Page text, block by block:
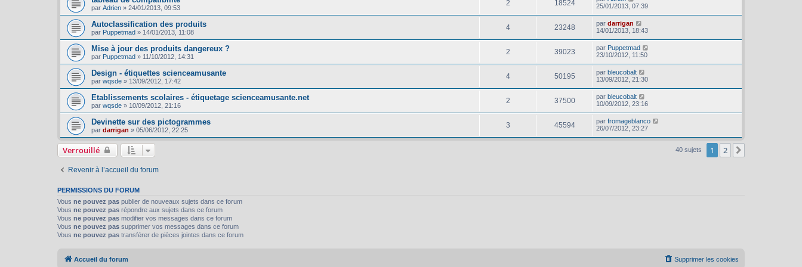
par Adrien » 24/01/2013, 09:53
2 18524
25/01/2013, 07:39
Autoclassification des produits
par Puppetmad » 14/01/2013, 11:08
4 23248 par darrigan
14/01/2013, 18:43
Mise à jour des produits dangereux ?
par Puppetmad » 11/10/2012, 14:31
2 39023 par Puppetmad
23/10/2012, 11:50
Design - étiquettes scienceamusante
par wqsde » 13/09/2012, 17:42
4 50195 par bleucobalt
13/09/2012, 21:30
Etablissements scolaires - étiquetage scienceamusante.net
par wqsde » 10/09/2012, 21:16
2 37500 par bleucobalt
10/09/2012, 23:16
Devinette sur des pictogrammes
par darrigan » 05/06/2012, 22:25
3 45594 par fromageblanco
26/07/2012, 23:27
Verrouillé 40 sujets 1 2
Revenir à l’accueil du forum
PERMISSIONS DU FORUM
Vous ne pouvez pas publier de nouveaux sujets dans ce forum
Vous ne pouvez pas répondre aux sujets dans ce forum
Vous ne pouvez pas modifier vos messages dans ce forum
Vous ne pouvez pas supprimer vos messages dans ce forum
Vous ne pouvez pas transférer de pièces jointes dans ce forum
Accueil du forum Supprimer les cookies